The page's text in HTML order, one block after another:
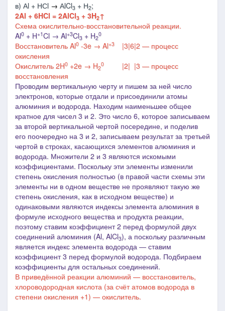
в) Аl + НСl → АlCl3 + Н2;
2Al + 6HCl = 2AlCl3 + 3H2↑
Схема окислительно-восстановительной реакции.
Al0 + H+1Cl → Al+3Cl3 + H2
0
Восстановитель Al0 -3e → Al+3
|3|6|2 — процесс
окисления
Окислитель 2H0 +2e → H2
0
|2| |3 — процесс
восстановления
Проводим вертикальную черту и пишем за ней число
электронов, которые отдали и присоединили атомы
алюминия и водорода. Находим наименьшее общее
кратное для чисел 3 и 2. Это число 6, которое записываем
за второй вертикальной чертой посередине, и поделив
его поочередно на 3 и 2, записываем результат за третьей
чертой в строках, касающихся элементов алюминия и
водорода. Множители 2 и 3 являются искомыми
коэффициентами. Поскольку эти элементы изменили
степень окисления полностью (в правой части схемы эти
элементы ни в одном веществе не проявляют такую же
степень окисления, как в исходном веществе) и
одинаковыми являются индексы элемента алюминия в
формуле исходного вещества и продукта реакции,
поэтому ставим коэффициент 2 перед формулой двух
соединений алюминия (Al, AlCl3), а поскольку различным
является индекс элемента водорода ― ставим
коэффициент 3 перед формулой водорода. Подбираем
коэффициенты для остальных соединений.
В приведённой реакции алюминий — восстановитель,
хлороводородная кислота (за счёт атомов водорода в
степени окисления +1) — окислитель.